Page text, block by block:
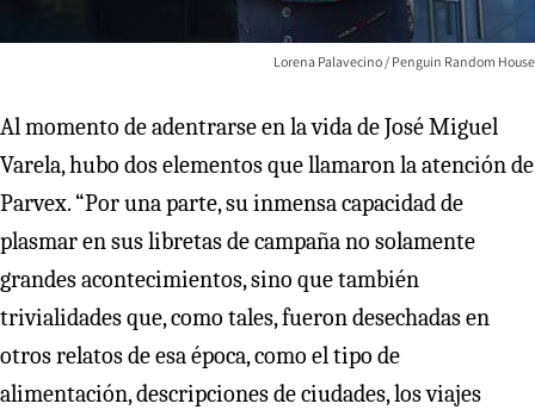
Lorena Palavecino / Penguin Random House
Al momento de adentrarse en la vida de José Miguel
Varela, hubo dos elementos que llamaron la atención de
Parvex. “Por una parte, su inmensa capacidad de
plasmar en sus libretas de campaña no solamente
grandes acontecimientos, sino que también
trivialidades que, como tales, fueron desechadas en
otros relatos de esa época, como el tipo de
alimentación, descripciones de ciudades, los viajes